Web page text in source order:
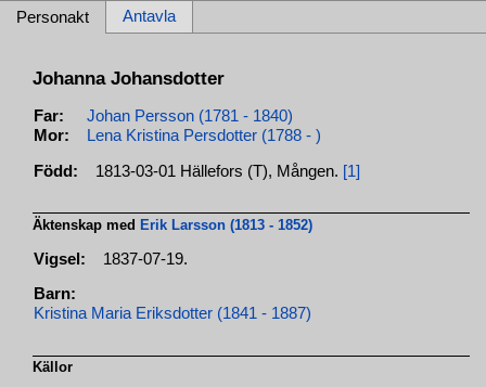
Personakt Antavla
Johanna Johansdotter
Far:
Johan Persson (1781 - 1840)
Mor:
Lena Kristina Persdotter (1788 - )
Född: 1813-03-01 Hällefors (T), Mången. [1]
Äktenskap med Erik Larsson (1813 - 1852)
Vigsel: 1837-07-19.
Barn:
Kristina Maria Eriksdotter (1841 - 1887)
Källor